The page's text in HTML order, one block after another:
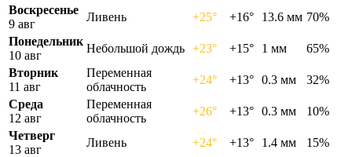
Воскресенье
9 авг
Ливень +25° +16° 13.6 мм 70%
Понедельник
10 авг
Небольшой дождь +23° +15° 1 мм
65%
Вторник
11 авг
Переменная
облачность
+24° +13° 0.3 мм
32%
Среда
12 авг
Переменная
облачность
+26° +13° 0.3 мм
10%
Четверг
13 авг
Ливень +24° +13° 1.4 мм 15%